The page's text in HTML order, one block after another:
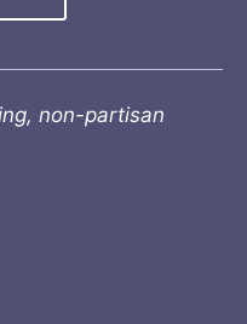
non-partisan